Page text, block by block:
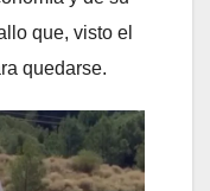
que, visto el
quedarse.